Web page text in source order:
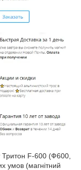
Тритон F-600 (Ф600,
умов (магнітний